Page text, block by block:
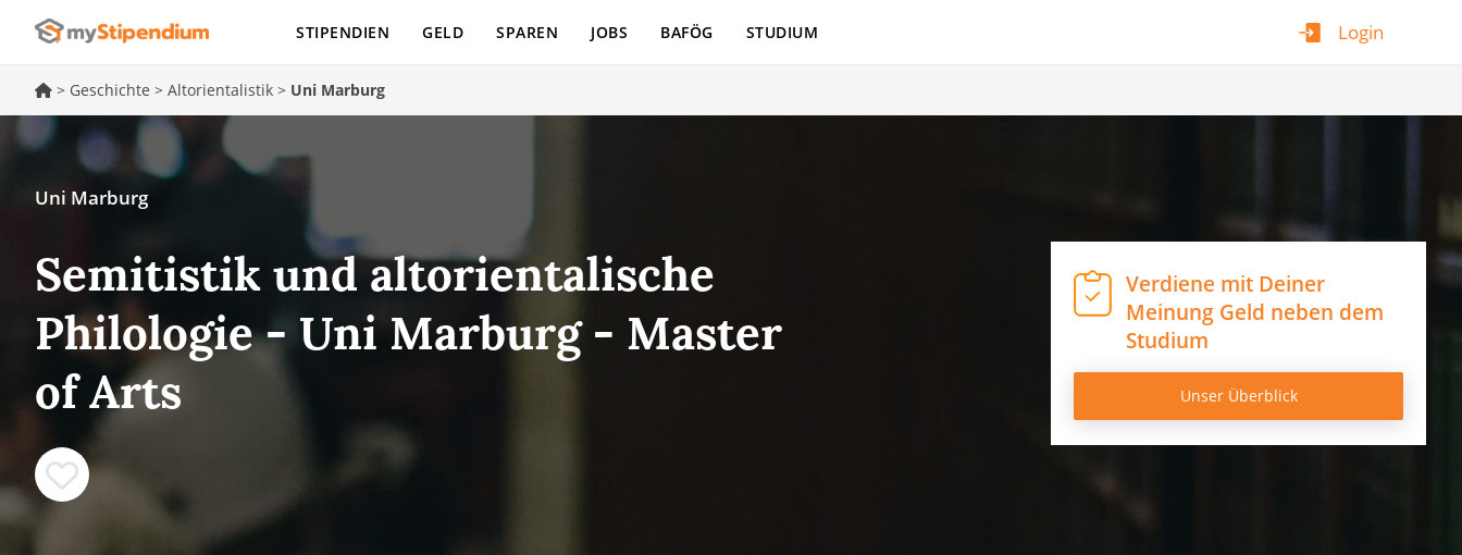
Login
STIPENDIEN GELD SPAREN JOBS BAFÖG STUDIUM
> Geschichte > Altorientalistik > Uni Marburg
Uni Marburg
Semitistik und altorientalische
Philologie - Uni Marburg - Master
of Arts
Verdiene mit Deiner
Meinung Geld neben dem
Studium
Unser Überblick